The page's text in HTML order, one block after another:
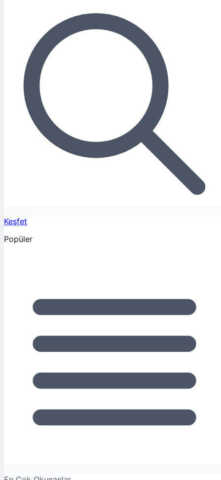
Keşfet
Popüler